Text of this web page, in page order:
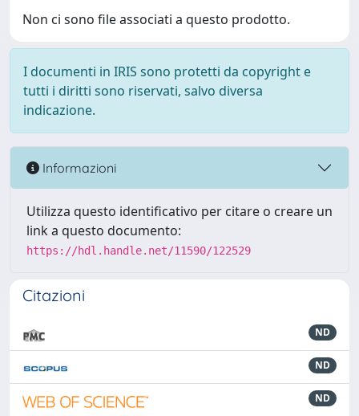
Non ci sono file associati a questo prodotto.
I documenti in IRIS sono protetti da copyright e
tutti i diritti sono riservati, salvo diversa
indicazione.
Informazioni
Utilizza questo identificativo per citare o creare un
link a questo documento:
https://hdl.handle.net/11590/122529
Citazioni
ND
ND
ND